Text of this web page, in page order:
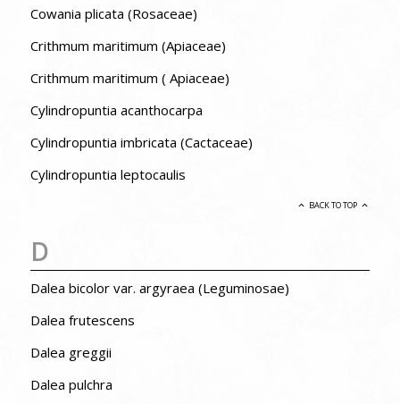
Cowania plicata (Rosaceae)
Crithmum maritimum (Apiaceae)
Crithmum maritimum ( Apiaceae)
Cylindropuntia acanthocarpa
Cylindropuntia imbricata (Cactaceae)
Cylindropuntia leptocaulis
BACK TO TOP
D
Dalea bicolor var. argyraea (Leguminosae)
Dalea frutescens
Dalea greggii
Dalea pulchra